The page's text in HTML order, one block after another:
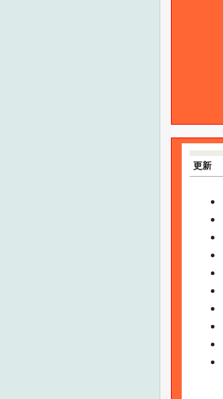
更新